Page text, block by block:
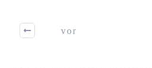
vor